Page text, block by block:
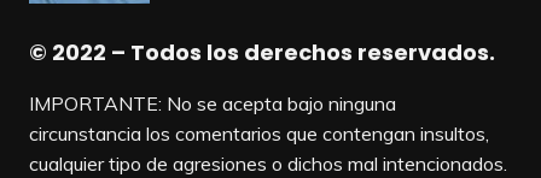
© 2022 – Todos los derechos reservados.
IMPORTANTE: No se acepta bajo ninguna
circunstancia los comentarios que contengan insultos,
cualquier tipo de agresiones o dichos mal intencionados.